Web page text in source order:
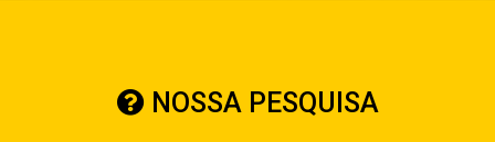
NOSSA PESQUISA